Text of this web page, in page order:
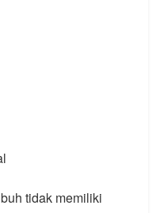
tidak memiliki